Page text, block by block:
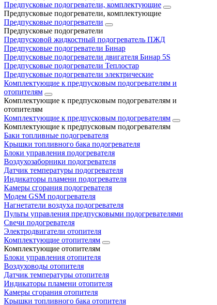
Предпусковые подогреватели, комплектующие
Предпусковые подогреватели, комплектующие
Предпусковые подогреватели
Предпусковые подогреватели
Предпусковой жидкостный подогреватель ПЖД
Предпусковые подогреватели Бинар
Предпусковые подогреватели двигателя Бинар 5S
Предпусковые подогреватели Теплостар
Предпусковые подогреватели электрические
Комплектующие к предпусковым подогревателям и
отопителям
Комплектующие к предпусковым подогревателям и
отопителям
Комплектующие к предпусковым подогревателям
Комплектующие к предпусковым подогревателям
Баки топливные подогревателя
Крышки топливного бака подогревателя
Блоки управления подогревателя
Воздухозаборники подогревателя
Датчик температуры подогревателя
Индикаторы пламени подогревателя
Камеры сгорания подогревателя
Модем GSM подогревателя
Нагнетатели воздуха подогревателя
Пульты управления предпусковыми подогревателями
Свечи подогревателя
Электродвигатели отопителя
Комплектующие отопителям
Комплектующие отопителям
Блоки управления отопителя
Воздуховоды отопителя
Датчик температуры отопителя
Индикаторы пламени отопителя
Камеры сгорания отопителя
Крышки топливного бака отопителя